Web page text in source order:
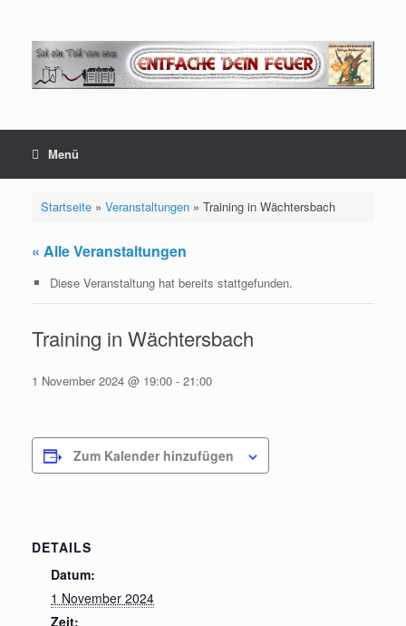
springen
Menü
Startseite» Veranstaltungen» Training in Wächtersbach
« Alle Veranstaltungen
Diese Veranstaltung hat bereits stattgefunden.
Training in Wächtersbach
1 November 2024 @ 19:00 - 21:00
Zum Kalender hinzufügen
DETAILS
Datum:
1 November 2024
Zeit: